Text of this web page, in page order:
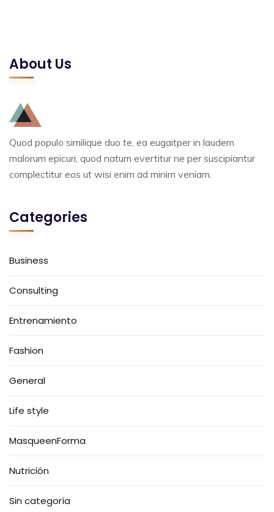
About Us
Quod populo similique duo te, ea eugaitper in laudem
malorum epicuri, quod natum evertitur ne per suscipiantur
complectitur eos ut wisi enim ad minim veniam.
Categories
Business
Consulting
Entrenamiento
Fashion
General
Life style
MasqueenForma
Nutrición
Sin categoría